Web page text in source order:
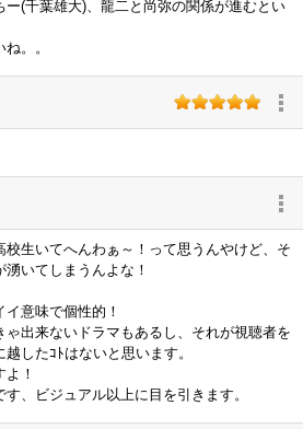
ー(千葉雄大)、龍二と尚弥の関係が進むとい
。。
生いてへんわぁ～！って思うんやけど、そ
いてしまうんよな！
意味で個性的！
出来ないドラマもあるし、それが視聴者を
したｺﾄはないと思います。
！
、ビジュアル以上に目を引きます。